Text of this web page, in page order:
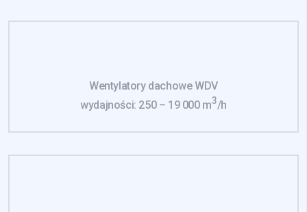
Wentylatory dachowe WDV
wydajności: 250 – 19 000 m3/h